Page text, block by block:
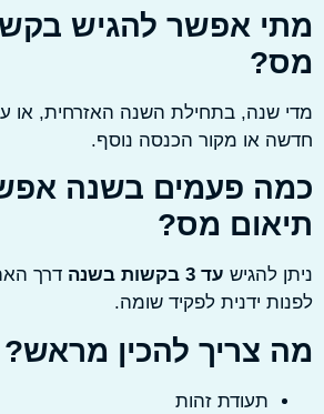
אפשר להגיש בקשה
שנה, בתחילת השנה האזרחית, או עם
או מקור הכנסה נוסף.
פעמים בשנה אפשר
מס?
להגישעד 3 בקשות בשנה
דרך האתר.
ידנית לפקיד שומה.
צריך להכין מראש?
תעודת זהות